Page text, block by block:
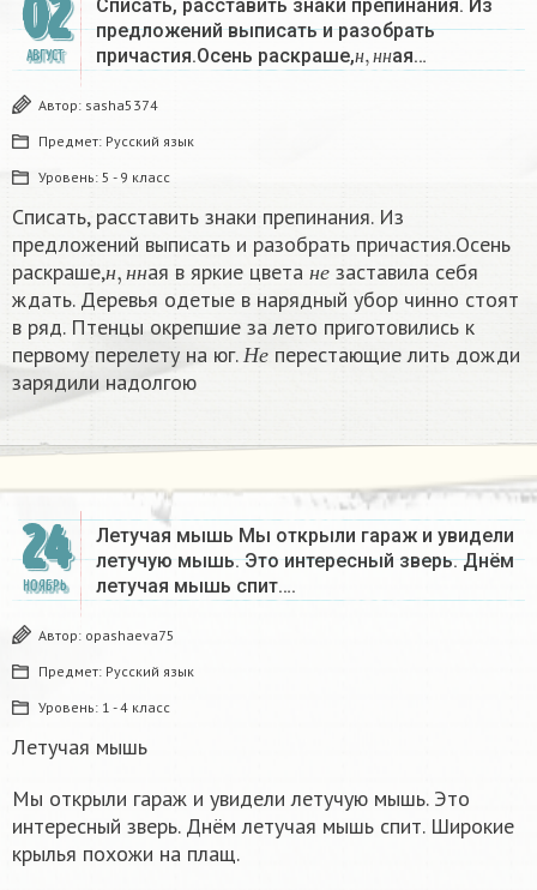
02
АВГУСТ
Списать, расставить знаки препинания. Из
предложений выписать и разобрать
причастия.Осень раскраше, н нн ая…
Автор: sasha5374
Предмет: Русский язык
Уровень: 5 - 9 класс
Списать, расставить знаки препинания. Из
предложений выписать и разобрать причастия.Осень
раскраше,н нн
н,нн ая в яркие цветане
не заставила себя
ждать. Деревья одетые в нарядный убор чинно стоят
в ряд. Птенцы окрепшие за лето приготовились к
первому перелету на юг.
Н е
Не перестающие лить дожди
зарядили надолгою
24
НОЯБРЬ
Летучая мышь Мы открыли гараж и увидели
летучую мышь. Это интересный зверь. Днём
летучая мышь спит….
Автор: opashaeva75
Предмет: Русский язык
Уровень: 1 - 4 класс
Летучая мышь
Мы открыли гараж и увидели летучую мышь. Это
интересный зверь. Днём летучая мышь спит. Широкие
крылья похожи на плащ.